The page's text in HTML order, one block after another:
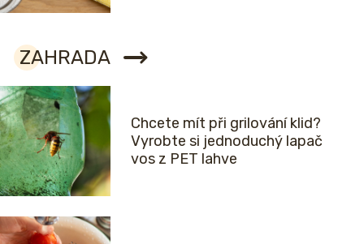
ZAHRADA
Chcete mít při grilování klid?
Vyrobte si jednoduchý lapač
vos z PET lahve